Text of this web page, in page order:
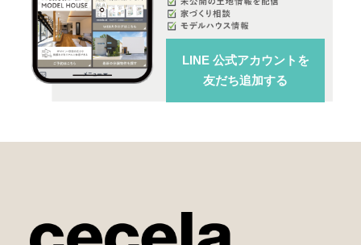
LINE 公式アカウント を
友だち追加する